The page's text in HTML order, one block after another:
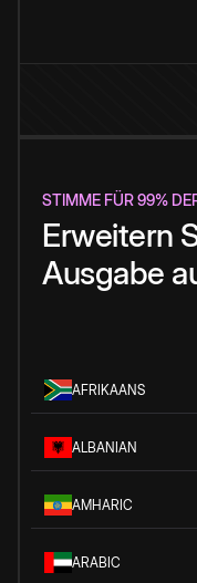
STIMME FÜR 99%
Erweitern
Ausgabe
AFRIKAANS
ALBANIAN
AMHARIC
ARABIC